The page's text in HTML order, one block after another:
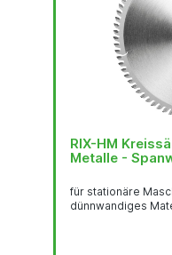
RIX-HM
Metalle -
für stationäre
dünnwandiges